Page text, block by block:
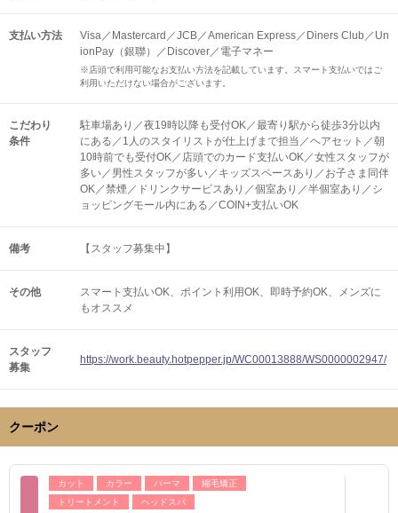
支払い方法
Visa／Mastercard／JCB／American Express／Diners Club／Un
ionPay（銀聯）／Discover／電子マネー
※店頭で利用可能なお支払い方法を記載しています。スマート支払いではご
利用いただけない場合がございます。
こだわり
条件
駐車場あり／夜19時以降も受付OK／最寄り駅から徒歩3分以内
にある／1人のスタイリストが仕上げまで担当／ヘアセット／朝
10時前でも受付OK／店頭でのカード支払いOK／女性スタッフが
多い／男性スタッフが多い／キッズスペースあり／お子さま同伴
OK／禁煙／ドリンクサービスあり／個室あり／半個室あり／シ
ョッピングモール内にある／COIN+支払いOK
備考 【スタッフ募集中】
その他 スマート支払いOK ポイント利用OK 即時予約OK
メンズに
もオススメ
スタッフ
募集
https://work.beauty.hotpepper.jp/WC00013888/WS0000002947/
クーポン
カット カラー パーマ
縮毛矯正
トリートメント
ヘッドスパ